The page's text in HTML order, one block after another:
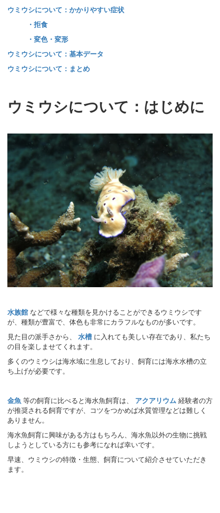
ウミウシについて：かかりやすい症状
・拒食
・変色・変形
ウミウシについて：基本データ
ウミウシについて：まとめ
ウミウシについて：はじめに
水族館 などで様々な種類を見かけることができるウミウシです
が、種類が豊富で、体色も非常にカラフルなものが多いです。
見た目の派手さから、 水槽 に入れても美しい存在であり、私たち
の目を楽しませてくれます。
多くのウミウシは海水域に生息しており、飼育には海水水槽の立
ち上げが必要です。
金魚 等の飼育に比べると海水魚飼育は、 アクアリウム 経験者の方
が推奨される飼育ですが、コツをつかめば水質管理などは難しく
ありません。
海水魚飼育に興味がある方はもちろん、海水魚以外の生物に挑戦
しようとしている方にも参考になれば幸いです。
早速、ウミウシの特徴・生態、飼育について紹介させていただき
ます。